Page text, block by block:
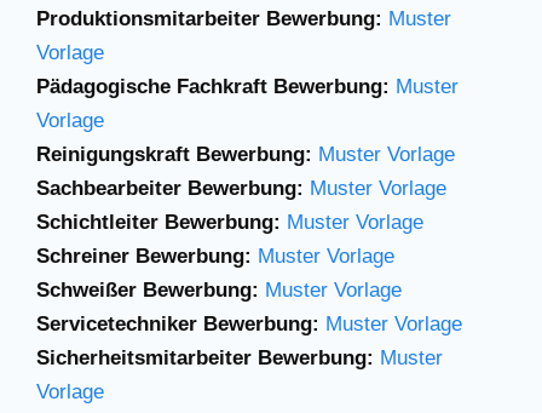
Produktionsmitarbeiter Bewerbung: Muster
Vorlage
Pädagogische Fachkraft Bewerbung: Muster
Vorlage
Reinigungskraft Bewerbung: Muster Vorlage
Sachbearbeiter Bewerbung: Muster Vorlage
Schichtleiter Bewerbung: Muster Vorlage
Schreiner Bewerbung: Muster Vorlage
Schweißer Bewerbung: Muster Vorlage
Servicetechniker Bewerbung: Muster Vorlage
Sicherheitsmitarbeiter Bewerbung: Muster
Vorlage